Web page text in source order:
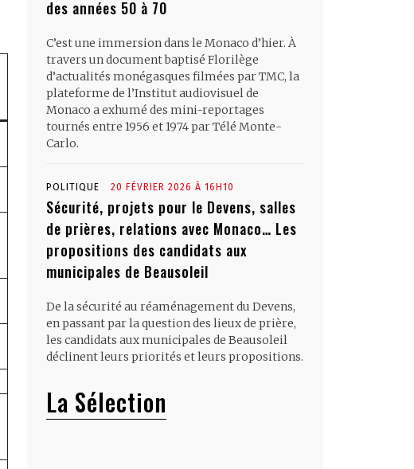
des années 50 à 70
C’est une immersion dans le Monaco d’hier. À
travers un document baptisé Florilège
d’actualités monégasques filmées par TMC, la
plateforme de l’Institut audiovisuel de
Monaco a exhumé des mini-reportages
tournés entre 1956 et 1974 par Télé Monte-
Carlo.
POLITIQUE 20 FÉVRIER 2026 À 16H10
Sécurité, projets pour le Devens, salles
de prières, relations avec Monaco… Les
propositions des candidats aux
municipales de Beausoleil
De la sécurité au réaménagement du Devens,
en passant par la question des lieux de prière,
les candidats aux municipales de Beausoleil
déclinent leurs priorités et leurs propositions.
La Sélection